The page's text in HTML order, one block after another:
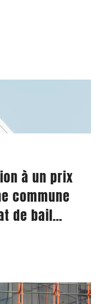
à un prix
commune
de bail